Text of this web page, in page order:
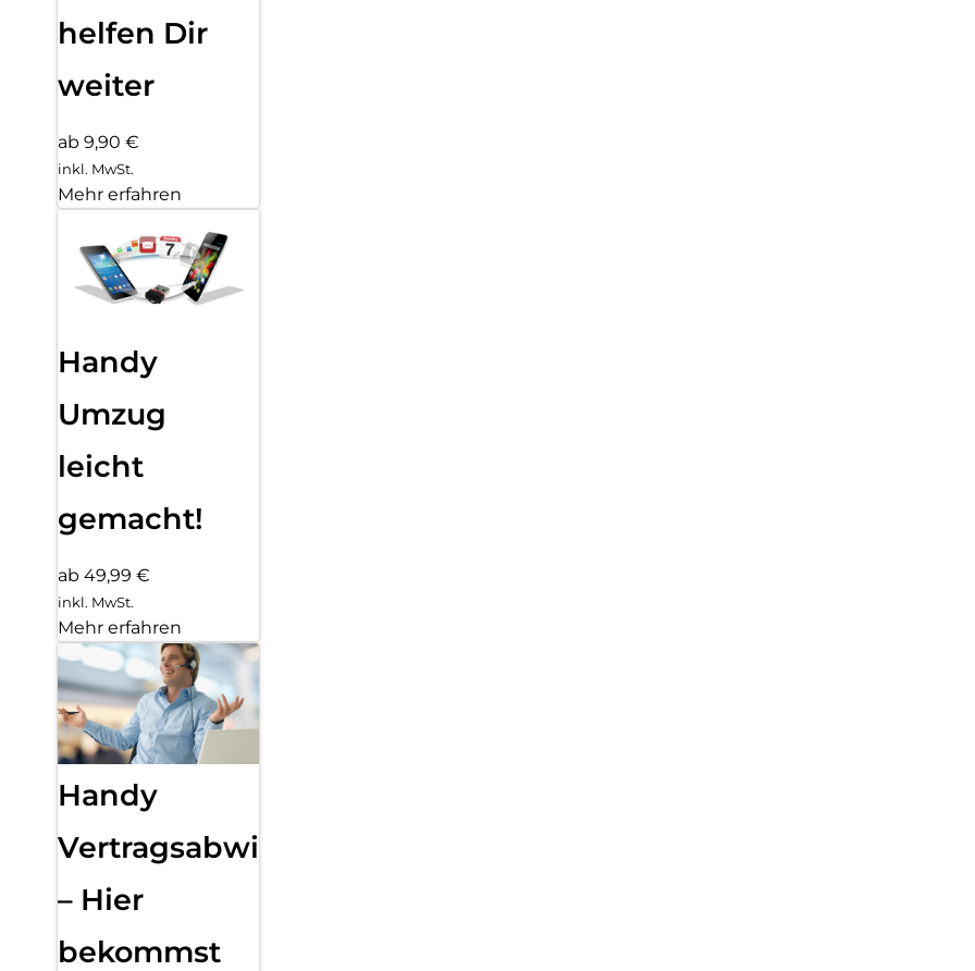
helfen Dir
weiter
ab 9,90 €
inkl. MwSt.
Mehr erfahren
Handy
Umzug
leicht
gemacht!
ab 49,99 €
inkl. MwSt.
Mehr erfahren
Handy
Vertragsabwicklung
– Hier
bekommst